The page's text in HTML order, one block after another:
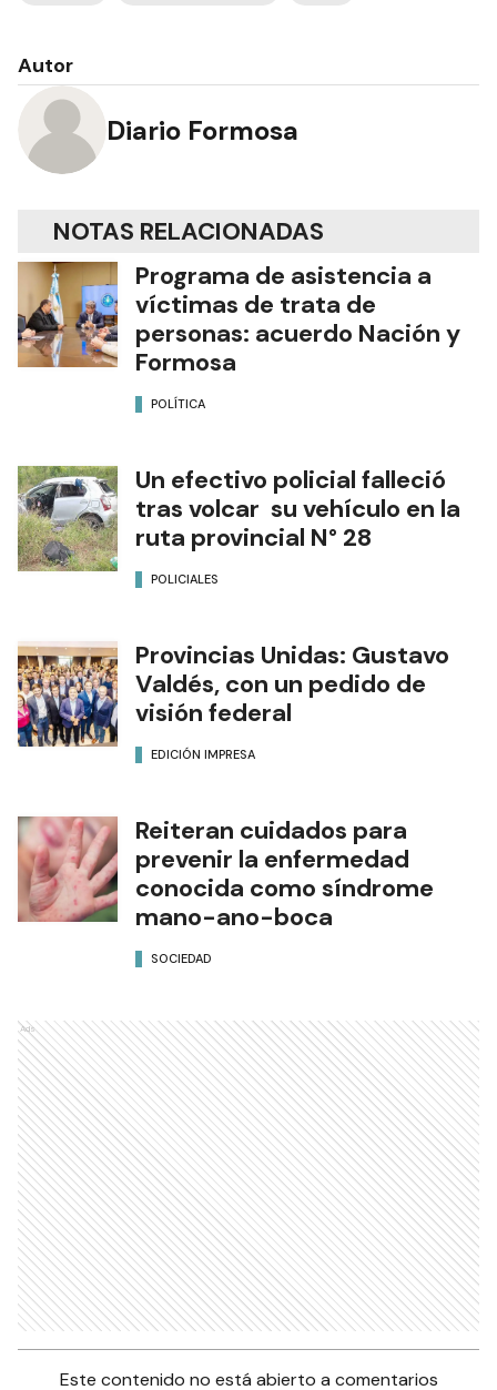
Autor
Diario Formosa
NOTAS RELACIONADAS
Programa de asistencia a
víctimas de trata de
personas: acuerdo Nación y
Formosa
POLÍTICA
Un efectivo policial falleció
tras volcar su vehículo en la
ruta provincial N° 28
POLICIALES
Provincias Unidas: Gustavo
Valdés, con un pedido de
visión federal
EDICIÓN IMPRESA
Reiteran cuidados para
prevenir la enfermedad
conocida como síndrome
mano-ano-boca
SOCIEDAD
Ads
Este contenido no está abierto a comentarios